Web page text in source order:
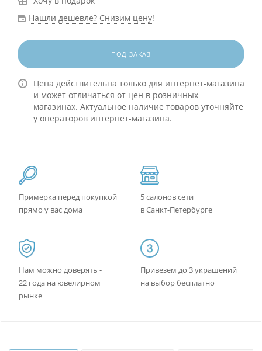
Нашли дешевле? Снизим цену!
ПОД ЗАКАЗ
Цена действительна только для интернет-магазина
и может отличаться от цен в розничных
магазинах. Актуальное наличие товаров уточняйте
у операторов интернет-магазина.
Примерка перед покупкой
прямо у вас дома
5 салонов сети
в Санкт-Петербурге
Нам можно доверять -
22 года на ювелирном
рынке
Привезем до 3 украшений
на выбор бесплатно